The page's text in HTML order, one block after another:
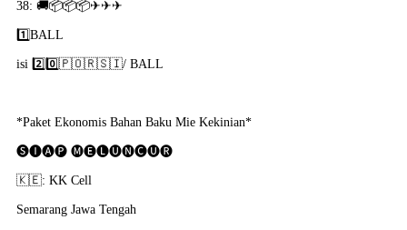
38: 🚚📦📦📦✈✈✈
1️⃣BALL
isi 2️⃣0️⃣🇵​🇴​🇷​🇸​🇮​/ BALL
*Paket Ekonomis Bahan Baku Mie Kekinian*
🅢🅘🅐🅟 🅜🅔🅛🅤🅝🅒🅤🅡
🇰​🇪: KK Cell
Semarang Jawa Tengah